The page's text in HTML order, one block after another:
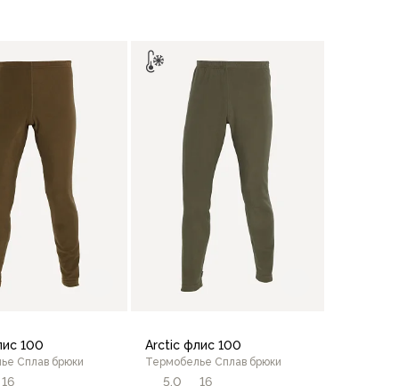
В корзину
100
Сплав брюки
16
Arctic флис 100
Термобелье Сплав брюки
5,0
16